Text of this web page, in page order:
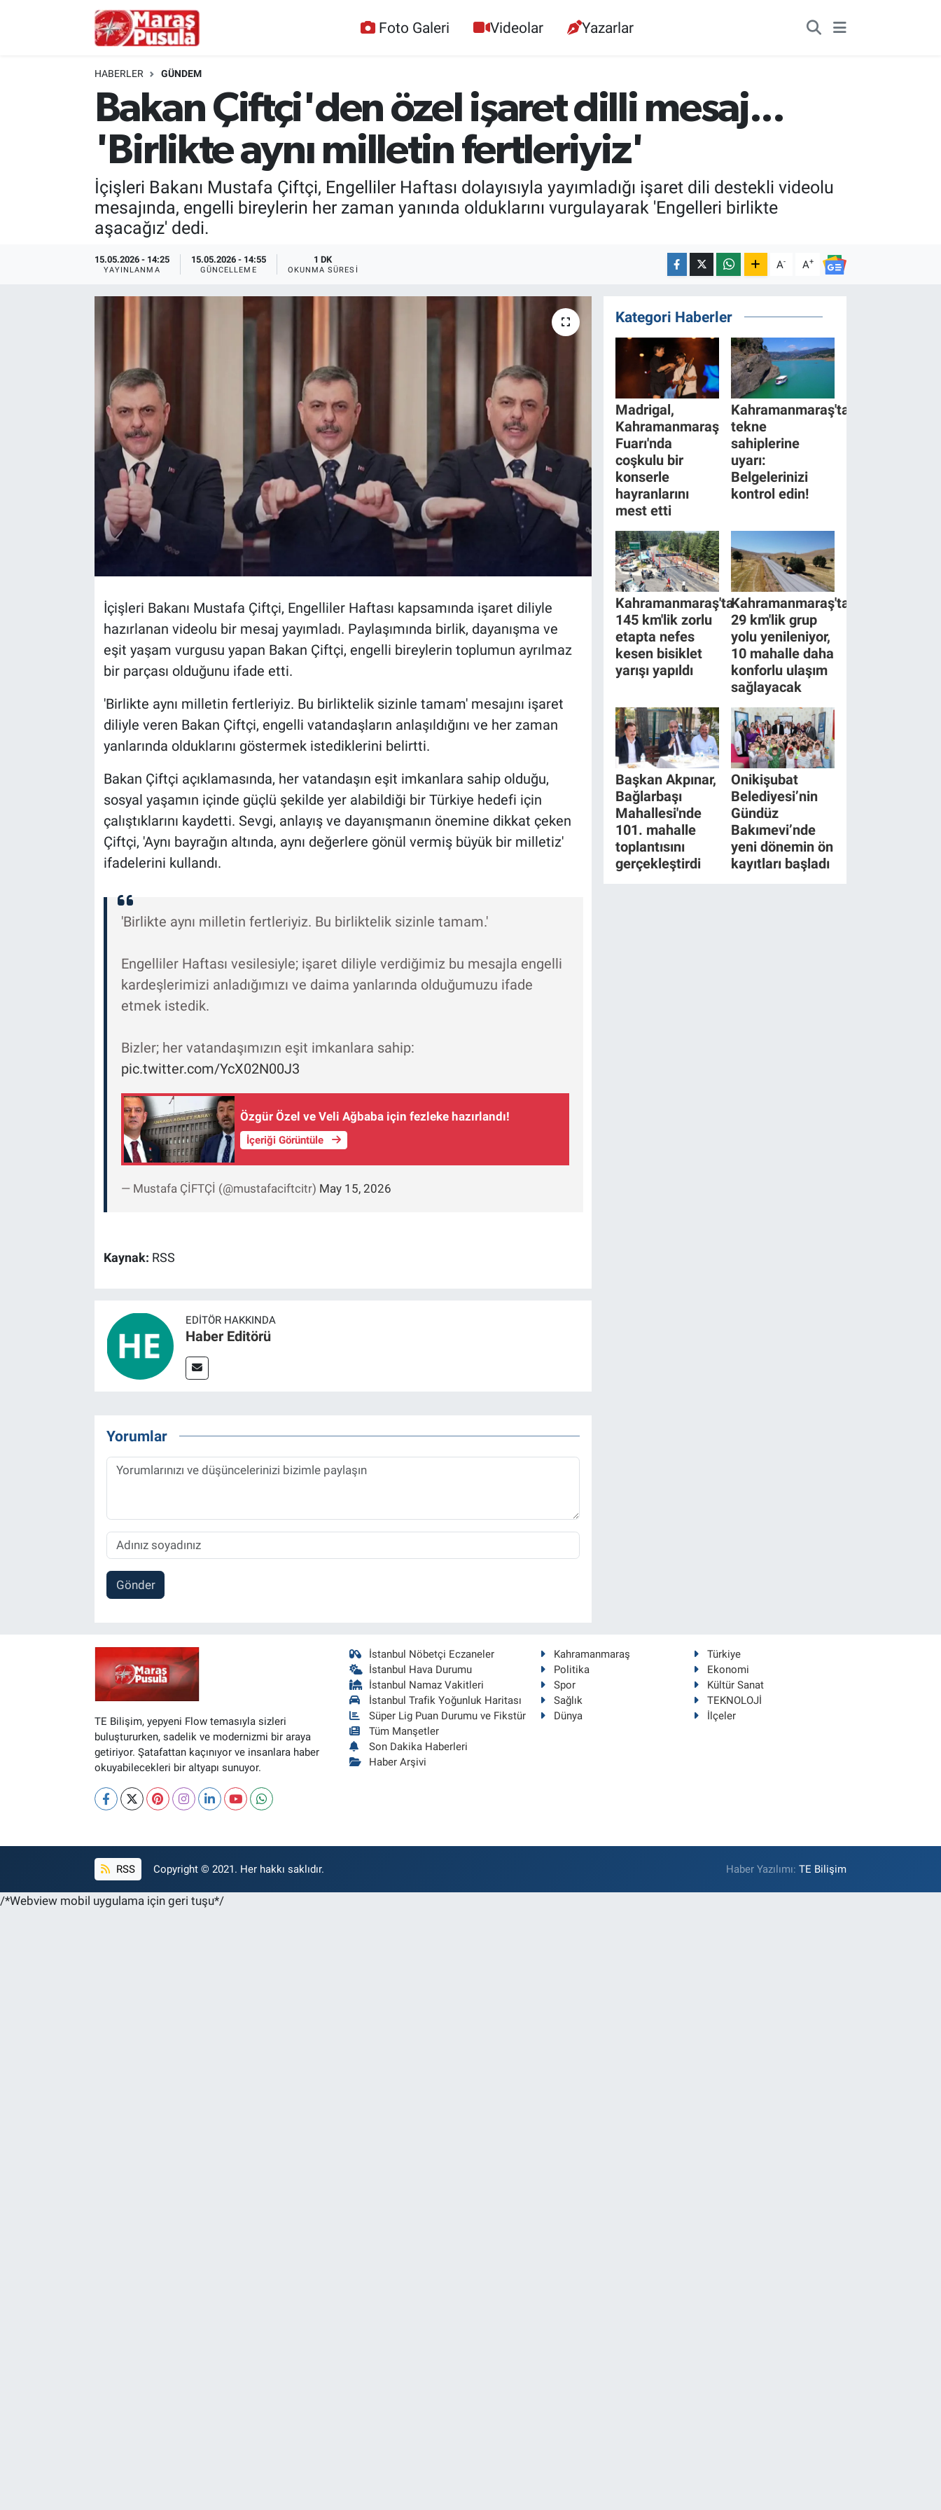
Foto Galeri Videolar Yazarlar
HABERLER GÜNDEM
Bakan Çiftçi'den özel işaret dilli mesaj...
'Birlikte aynı milletin fertleriyiz'
İçişleri Bakanı Mustafa Çiftçi, Engelliler Haftası dolayısıyla yayımladığı işaret dili destekli videolu
mesajında, engelli bireylerin her zaman yanında olduklarını vurgulayarak 'Engelleri birlikte
aşacağız' dedi.
15.05.2026 - 14:25
YAYINLANMA
15.05.2026 - 14:55
GÜNCELLEME
1 DK
OKUNMA SÜRESI A- A+
İçişleri Bakanı Mustafa Çiftçi, Engelliler Haftası kapsamında işaret diliyle
hazırlanan videolu bir mesaj yayımladı. Paylaşımında birlik, dayanışma ve
eşit yaşam vurgusu yapan Bakan Çiftçi, engelli bireylerin toplumun ayrılmaz
bir parçası olduğunu ifade etti.
'Birlikte aynı milletin fertleriyiz. Bu birliktelik sizinle tamam' mesajını işaret
diliyle veren Bakan Çiftçi, engelli vatandaşların anlaşıldığını ve her zaman
yanlarında olduklarını göstermek istediklerini belirtti.
Bakan Çiftçi açıklamasında, her vatandaşın eşit imkanlara sahip olduğu,
sosyal yaşamın içinde güçlü şekilde yer alabildiği bir Türkiye hedefi için
çalıştıklarını kaydetti. Sevgi, anlayış ve dayanışmanın önemine dikkat çeken
Çiftçi, 'Aynı bayrağın altında, aynı değerlere gönül vermiş büyük bir milletiz'
ifadelerini kullandı.
'Birlikte aynı milletin fertleriyiz. Bu birliktelik sizinle tamam.'
Engelliler Haftası vesilesiyle; işaret diliyle verdiğimiz bu mesajla engelli
kardeşlerimizi anladığımızı ve daima yanlarında olduğumuzu ifade
etmek istedik.
Bizler; her vatandaşımızın eşit imkanlara sahip:
pic.twitter.com/YcX02N00J3
Özgür Özel ve Veli Ağbaba için fezleke hazırlandı!
İçeriği Görüntüle
— Mustafa ÇİFTÇİ (@mustafaciftcitr) May 15, 2026
Kaynak: RSS
EDITÖR HAKKINDA
Haber Editörü
Yorumlar
Gönder
Kategori Haberler
Madrigal,
Kahramanmaraş
Fuarı'nda
coşkulu bir
konserle
hayranlarını
mest etti
Kahramanmaraş'tan
tekne
sahiplerine
uyarı:
Belgelerinizi
kontrol edin!
Kahramanmaraş'ta
145 km'lik zorlu
etapta nefes
kesen bisiklet
yarışı yapıldı
Kahramanmaraş'ta
29 km'lik grup
yolu yenileniyor,
10 mahalle daha
konforlu ulaşım
sağlayacak
Başkan Akpınar,
Bağlarbaşı
Mahallesi'nde
101. mahalle
toplantısını
gerçekleştirdi
Onikişubat
Belediyesi’nin
Gündüz
Bakımevi’nde
yeni dönemin ön
kayıtları başladı
TE Bilişim, yepyeni Flow temasıyla sizleri
buluştururken, sadelik ve modernizmi bir araya
getiriyor. Şatafattan kaçınıyor ve insanlara haber
okuyabilecekleri bir altyapı sunuyor.
İstanbul Nöbetçi Eczaneler
İstanbul Hava Durumu
İstanbul Namaz Vakitleri
İstanbul Trafik Yoğunluk Haritası
Süper Lig Puan Durumu ve Fikstür
Tüm Manşetler
Son Dakika Haberleri
Haber Arşivi
Kahramanmaraş
Türkiye
Politika
Ekonomi
Spor
Kültür Sanat
Sağlık
TEKNOLOJİ
Dünya
İlçeler
RSS Copyright © 2021. Her hakkı saklıdır. Haber Yazılımı:TE Bilişim
/*Webview mobil uygulama için geri tuşu*/
Kültür Sanat
Bilim, Teknoloji
BİLİM VE TEKNOLOJİ
İstanbul Hava Durumu
İstanbul Namaz Vakitleri
İstanbul Trafik Yoğunluk Haritası
Süper Lig Puan Durumu ve Fikstür
Tüm Manşetler
Son Dakika Haberleri